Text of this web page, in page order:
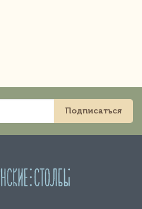
Подписаться